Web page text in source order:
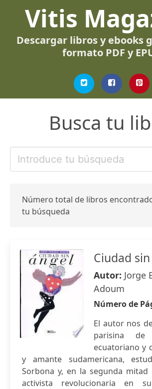
Vitis
Descargar libros y ebooks
formato PDF y
Busca tu
Número total de libros
tu búsqueda
Ciudad
Autor: Jorge
Adoum
Número de
El autor nos
parisina
ecuatoriano y
y amante sudamericana,
Sorbona y, en la segunda mitad
activista revolucionaria en